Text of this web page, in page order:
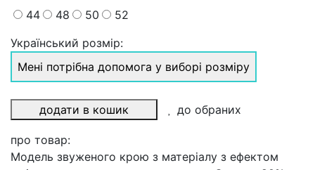
44
48 50
52
Український розмір:
Мені потрібна допомога у виборі розміру
додати в кошик до обраних
про товар:
Модель звуженого крою з матеріалу з ефектом